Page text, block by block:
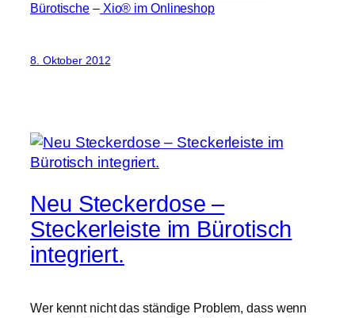
Bürotische –Xio® im Onlineshop
8. Oktober 2012
Neu Steckerdose –
Steckerleiste im Bürotisch
integriert.
Wer kennt nicht das ständige Problem, dass wenn